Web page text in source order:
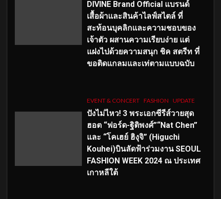
DIVINE Brand Official แบรนด์
เสื้อผ้าและสินค้าไลฟ์สไตล์ ที่
สะท้อนบุคลิกและความชอบของ
เจ้าตัว ผสานความเรียบง่าย แต่
แฝงไปด้วยความสนุก ชิค สตรีท ที่
ขอติดแกลมและเท่ตามแบบฉบับ
EVENT & CONCERT FASHION UPDATE
ปังไม่ไหว! 3 พระเอกซีรีส์วายสุด
ฮอต “ฟอร์ด-ฐิติพงศ์”“Nat Chen”
และ “โคเฮย์ ฮิงุจิ” (Higuchi
Kouhei)บินลัดฟ้าร่วมงาน SEOUL
FASHION WEEK 2024 ณ ประเทศ
เกาหลีใต้